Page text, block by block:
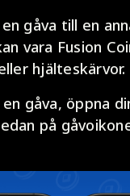
gåva till en
vara Fusion
hjälteskärvor.
gåva, öppna
på